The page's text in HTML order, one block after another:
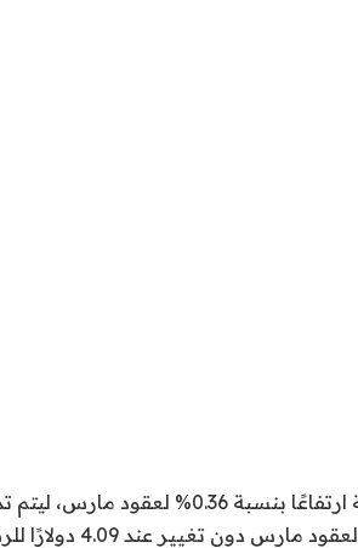
دون تغيير عند 4.09 دولارًا للرطل.